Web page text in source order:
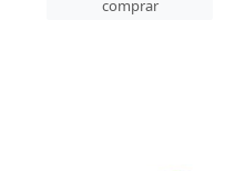
comprar